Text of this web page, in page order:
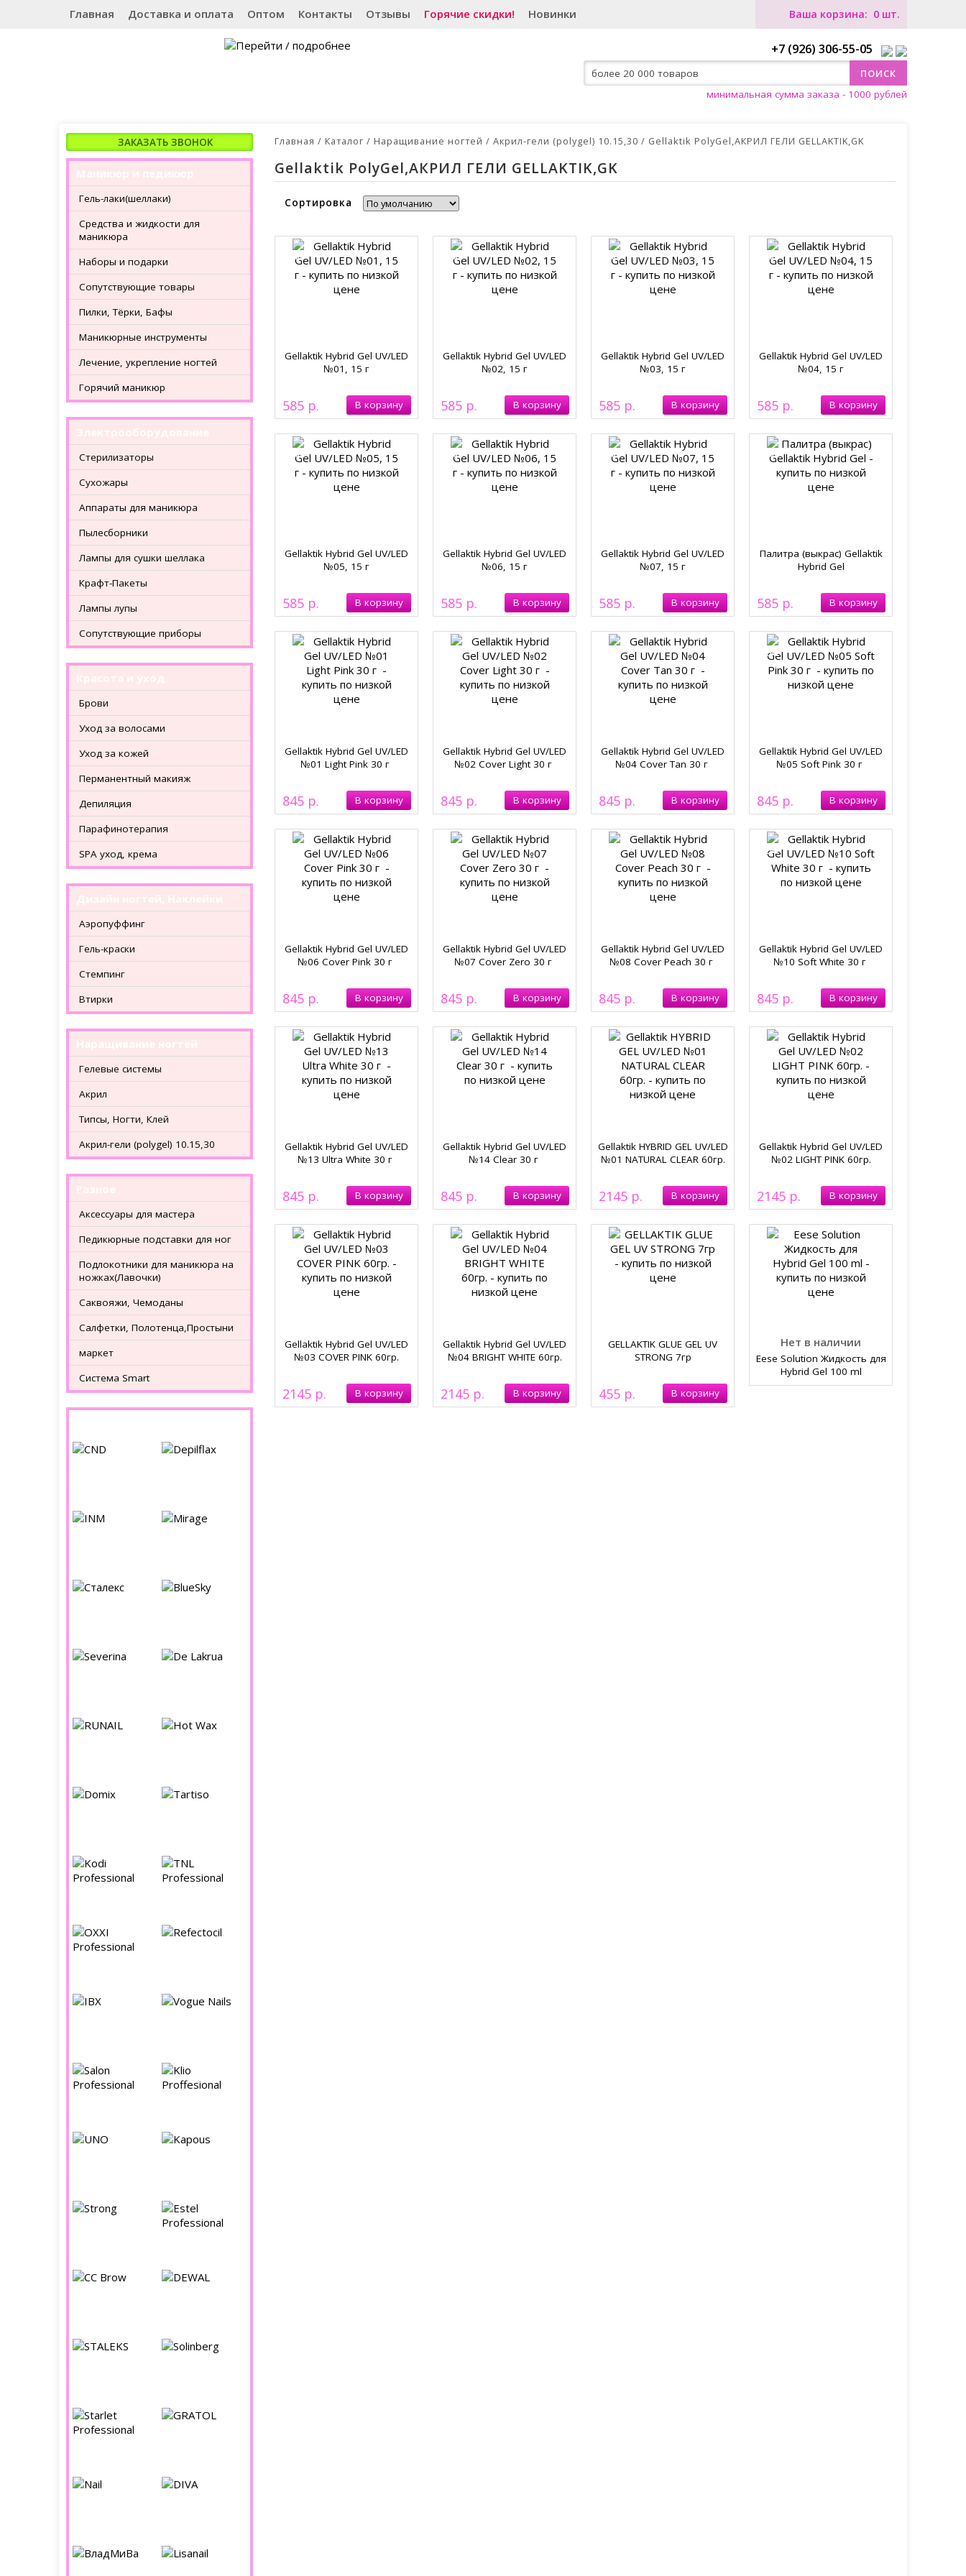
Главная Доставка и оплата Оптом Контакты Отзывы Горячие скидки! Новинки 0
+7 (926) 306-55-05
минимальная сумма заказа - 1000 рублей
Главная Каталог Наращивание ногтей Акрил-гели (polygel) 10.15,30 Gellaktik PolyGel,АКРИЛ ГЕЛИ GELLAKTIK,GK
Gellaktik PolyGel,АКРИЛ ГЕЛИ GELLAKTIK,GK
Сортировка
Gellaktik Hybrid Gel UV/LED
№01, 15 г
585
Gellaktik Hybrid Gel UV/LED
№02, 15 г
585
Gellaktik Hybrid Gel UV/LED
№03, 15 г
585
Gellaktik Hybrid Gel UV/LED
№04, 15 г
585
Gellaktik Hybrid Gel UV/LED
№05, 15 г
585
Gellaktik Hybrid Gel UV/LED
№06, 15 г
585
Gellaktik Hybrid Gel UV/LED
№07, 15 г
585
Палитра (выкрас) Gellaktik
Hybrid Gel
585
Gellaktik Hybrid Gel UV/LED
№01 Light Pink 30 г
845
Gellaktik Hybrid Gel UV/LED
№02 Cover Light 30 г
845
Gellaktik Hybrid Gel UV/LED
№04 Cover Tan 30 г
845
Gellaktik Hybrid Gel UV/LED
№05 Soft Pink 30 г
845
Gellaktik Hybrid Gel UV/LED
№06 Cover Pink 30 г
845
Gellaktik Hybrid Gel UV/LED
№07 Cover Zero 30 г
845
Gellaktik Hybrid Gel UV/LED
№08 Cover Peach 30 г
845
Gellaktik Hybrid Gel UV/LED
№10 Soft White 30 г
845
Gellaktik Hybrid Gel UV/LED
№13 Ultra White 30 г
845
Gellaktik Hybrid Gel UV/LED
№14 Clear 30 г
845
Gellaktik HYBRID GEL UV/LED
№01 NATURAL CLEAR 60гр.
2145
Gellaktik Hybrid Gel UV/LED
№02 LIGHT PINK 60гр.
2145
Gellaktik Hybrid Gel UV/LED
№03 COVER PINK 60гр.
2145
Gellaktik Hybrid Gel UV/LED
№04 BRIGHT WHITE 60гр.
2145
GELLAKTIK GLUE GEL UV
STRONG 7гр
455
Eese Solution Жидкость для
Hybrid Gel 100 ml
Гель-лаки(шеллаки)
Средства и жидкости для
маникюра
Наборы и подарки
Сопутствующие товары
Пилки, Тёрки, Бафы
Маникюрные инструменты
Лечение, укрепление ногтей
Горячий маникюр
Стерилизаторы
Сухожары
Аппараты для маникюра
Пылесборники
Лампы для сушки шеллака
Крафт-Пакеты
Лампы лупы
Сопутствующие приборы
Брови
Уход за волосами
Уход за кожей
Перманентный макияж
Депиляция
Парафинотерапия
SPA уход, крема
Аэропуффинг
Гель-краски
Стемпинг
Втирки
Гелевые системы
Акрил
Типсы, Ногти, Клей
Акрил-гели (polygel) 10.15,30
Аксессуары для мастера
Педикюрные подставки для ног
Подлокотники для маникюра на
ножках(Лавочки)
Саквояжи, Чемоданы
Салфетки, Полотенца,Простыни
маркет
Система Smart